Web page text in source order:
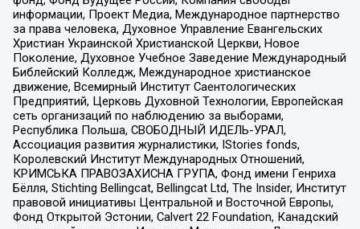
информации, Проект Медиа, Международное партнерство
за права человека, Духовное Управление Евангельских
Христиан Украинской Христианской Церкви, Новое
Поколение, Духовное Учебное Заведение Международный
Библейский Колледж, Международное христианское
движение, Всемирный Институт Саентологических
Предприятий, Церковь Духовной Технологии, Европейская
сеть организаций по наблюдению за выборами,
Республика Польша, СВОБОДНЫЙ ИДЕЛЬ-УРАЛ,
Ассоциация развития журналистики, IStories fonds,
Королевский Институт Международных Отношений,
КРИМСЬКА ПРАВОЗАХИСНА ГРУПА, Фонд имени Генриха
Бёлля, Stichting Bellingcat, Bellingcat Ltd, The Insider, Институт
правовой инициативы Центральной и Восточной Европы,
Фонд Открытой Эстонии, Calvert 22 Foundation, Канадский